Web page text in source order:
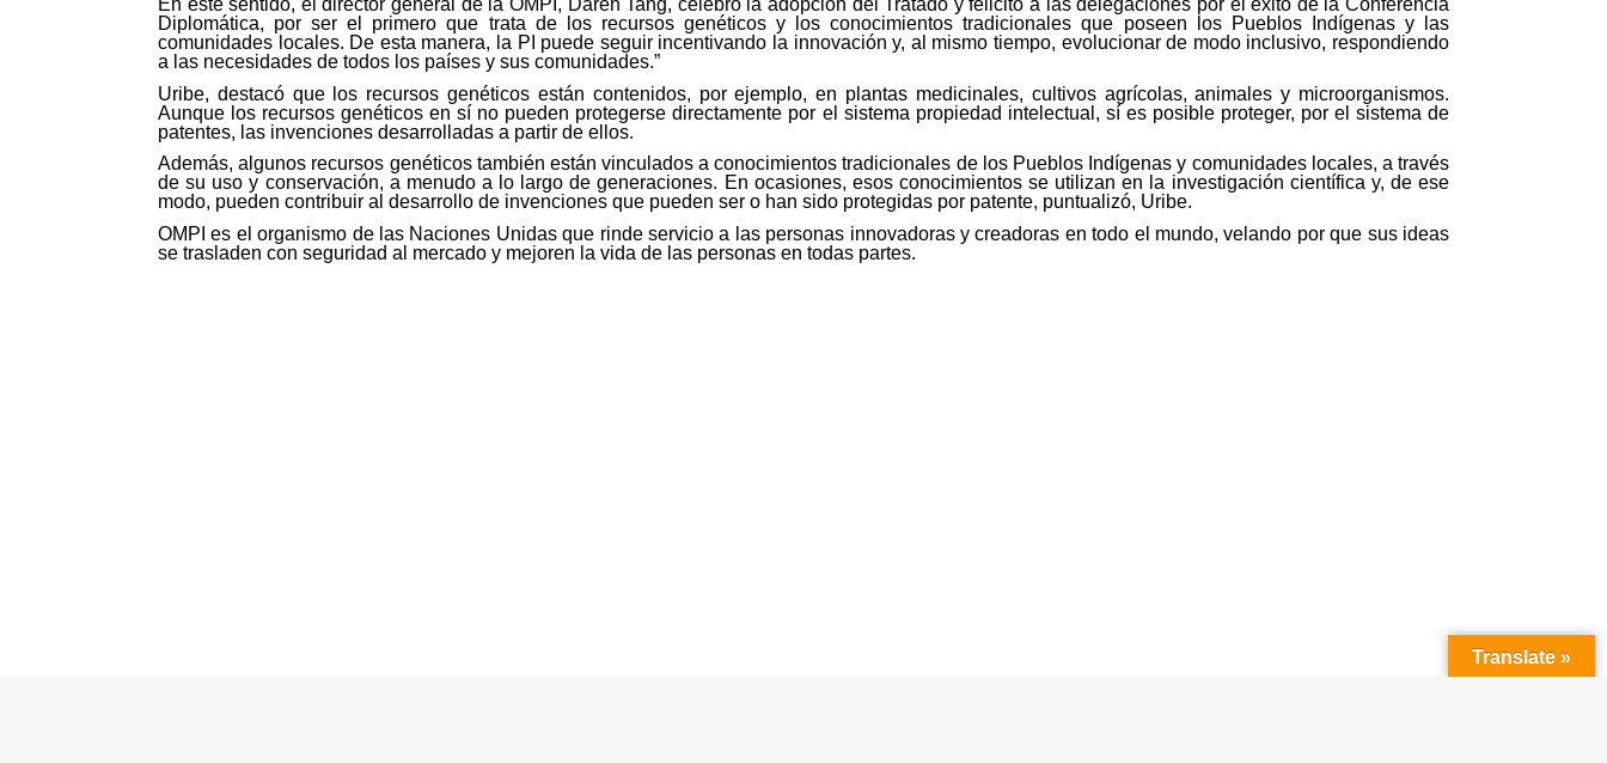
En este sentido, el director general de la OMPI, Daren Tang, celebró la adopción del Tratado y felicitó a las delegaciones por el éxito de la Conferencia
Diplomática, por ser el primero que trata de los recursos genéticos y los conocimientos tradicionales que poseen los Pueblos Indígenas y las
comunidades locales. De esta manera, la PI puede seguir incentivando la innovación y, al mismo tiempo, evolucionar de modo inclusivo, respondiendo
a las necesidades de todos los países y sus comunidades.”
Uribe, destacó que los recursos genéticos están contenidos, por ejemplo, en plantas medicinales, cultivos agrícolas, animales y microorganismos.
Aunque los recursos genéticos en sí no pueden protegerse directamente por el sistema propiedad intelectual, sí es posible proteger, por el sistema de
patentes, las invenciones desarrolladas a partir de ellos.
Además, algunos recursos genéticos también están vinculados a conocimientos tradicionales de los Pueblos Indígenas y comunidades locales, a través
de su uso y conservación, a menudo a lo largo de generaciones. En ocasiones, esos conocimientos se utilizan en la investigación científica y, de ese
modo, pueden contribuir al desarrollo de invenciones que pueden ser o han sido protegidas por patente, puntualizó, Uribe.
OMPI es el organismo de las Naciones Unidas que rinde servicio a las personas innovadoras y creadoras en todo el mundo, velando por que sus ideas
se trasladen con seguridad al mercado y mejoren la vida de las personas en todas partes.
Translate »